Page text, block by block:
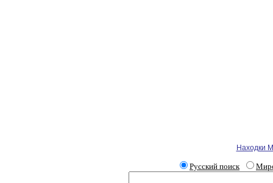
Находки
Русский поиск